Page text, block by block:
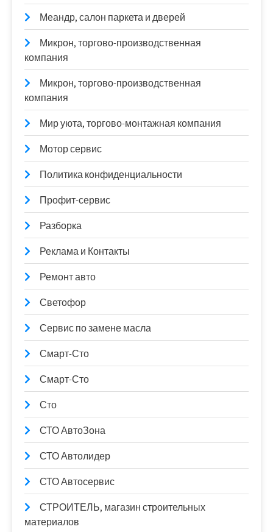
Меандр, салон паркета и дверей
Микрон, торгово-производственная
компания
Микрон, торгово-производственная
компания
Мир уюта, торгово-монтажная компания
Мотор сервис
Политика конфиденциальности
Профит-сервис
Разборка
Реклама и Контакты
Ремонт авто
Светофор
Сервис по замене масла
Смарт-Сто
Смарт-Сто
Сто
СТО АвтоЗона
СТО Автолидер
СТО Автосервис
СТРОИТЕЛЬ, магазин строительных
материалов